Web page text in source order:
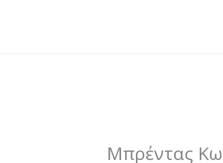
Μπρέντας